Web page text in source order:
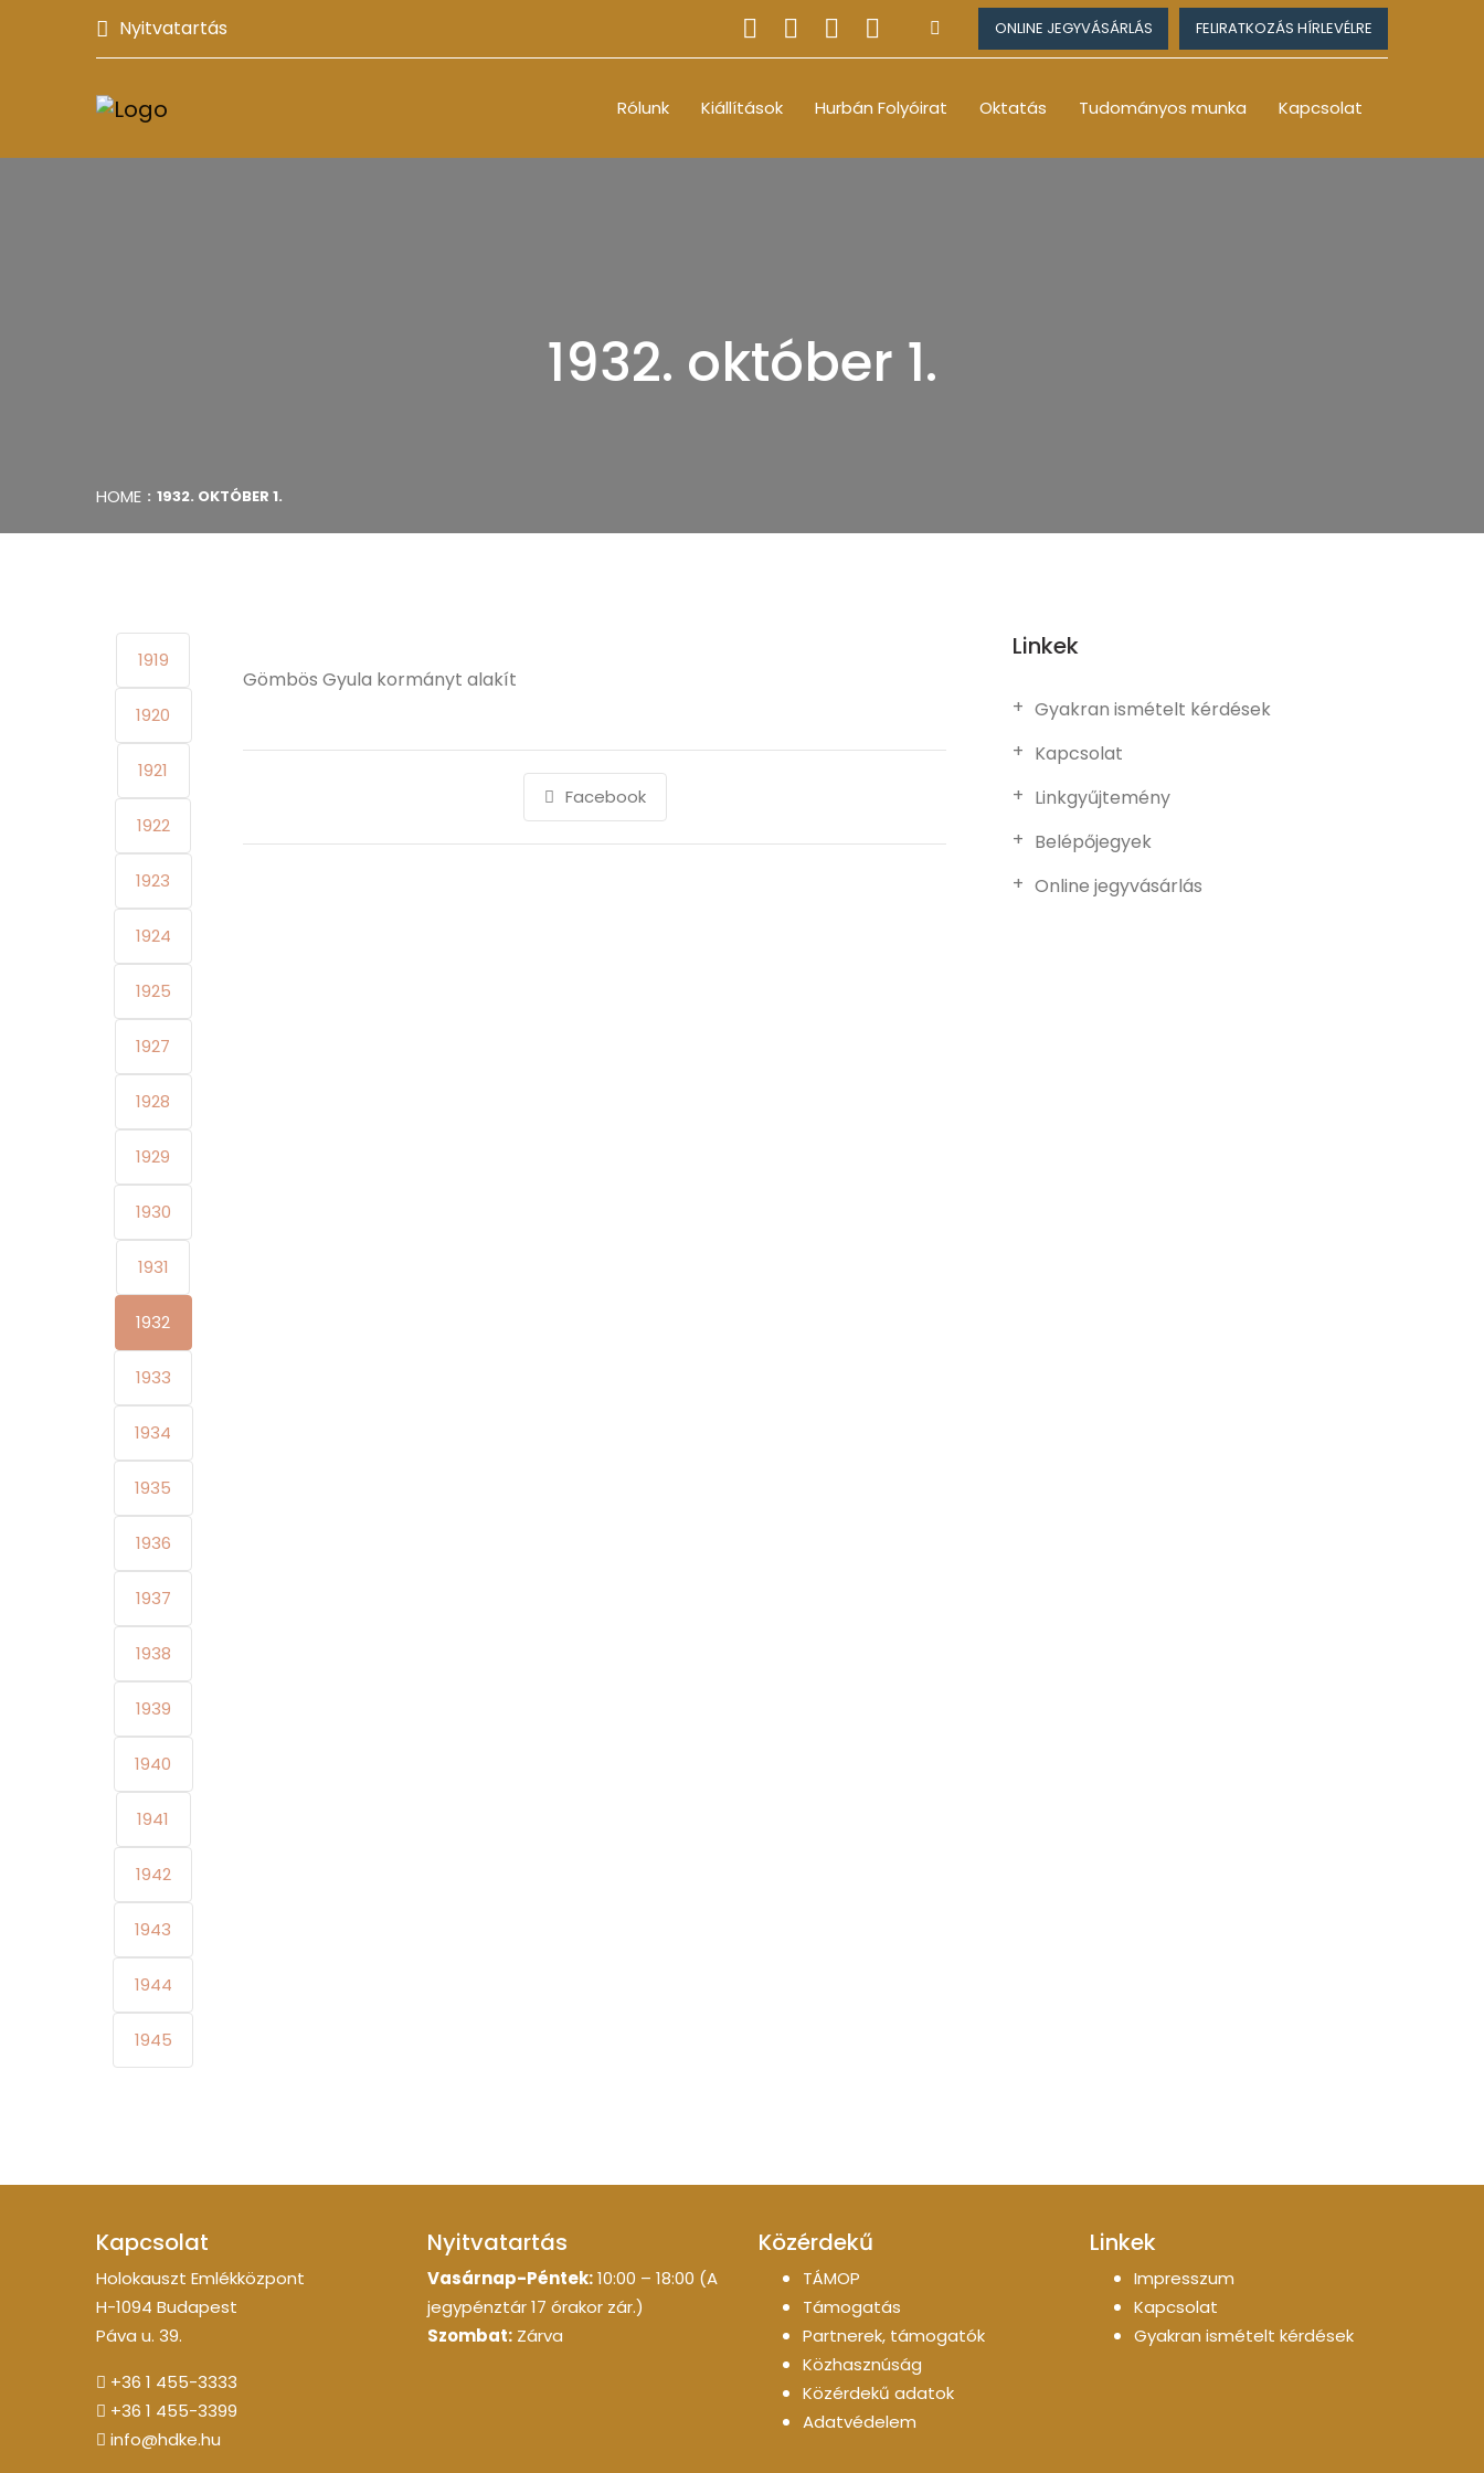
Nyitvatartás ONLINE JEGYVÁSÁRLÁS FELIRATKOZÁS HÍRLEVÉLRE
Rólunk Kiállítások Hurbán Folyóirat Oktatás Tudományos munka Kapcsolat
1932. október 1.
HOME 1932. OKTÓBER 1.
1919
1920
1921
1922
1923
1924
1925
1927
1928
1929
1930
1931
1932
1933
1934
1935
1936
1937
1938
1939
1940
1941
1942
1943
1944
1945
Gömbös Gyula kormányt alakít
Facebook
Linkek
Gyakran ismételt kérdések
Kapcsolat
Linkgyűjtemény
Belépőjegyek
Online jegyvásárlás
Kapcsolat
Holokauszt Emlékközpont
H-1094 Budapest
Páva u. 39.
+36 1 455-3333
+36 1 455-3399
info@hdke.hu
Nyitvatartás
Vasárnap-Péntek:10:00 – 18:00 (A
jegypénztár 17 órakor zár.)
Szombat: Zárva
Közérdekű
TÁMOP
Támogatás
Partnerek, támogatók
Közhasznúság
Közérdekű adatok
Adatvédelem
Linkek
Impresszum
Kapcsolat
Gyakran ismételt kérdések